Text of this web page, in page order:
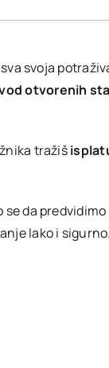
svoja
otvorenih
tražiš
da
lako i sigurno.